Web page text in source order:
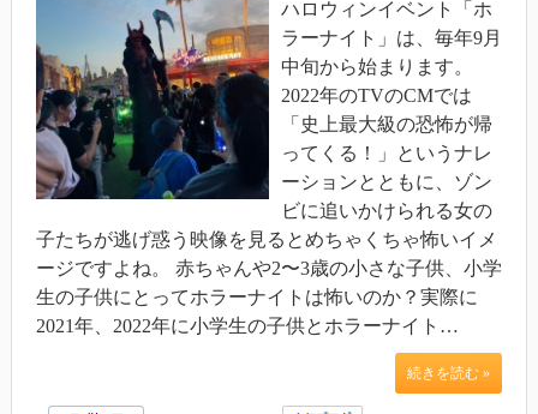
ハロウィンイベント「ホ
ラーナイト」は、毎年9月
中旬から始まります。
2022年のTVのCMでは
「史上最大級の恐怖が帰
ってくる！」というナレ
ーションとともに、ゾン
ビに追いかけられる女の
子たちが逃げ惑う映像を見るとめちゃくちゃ怖いイメ
ージですよね。 赤ちゃんや2〜3歳の小さな子供、小学
生の子供にとってホラーナイトは怖いのか？実際に
2021年、2022年に小学生の子供とホラーナイト…
続きを読む »